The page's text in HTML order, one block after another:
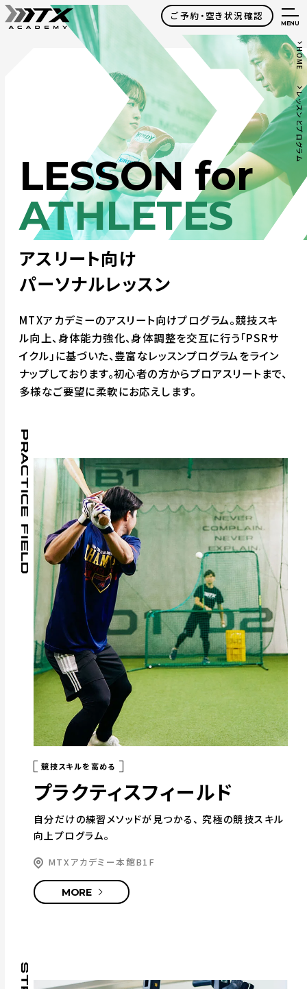
ご予約・空き状況確認
MENU
HOME
レッスンとプログラム
アスリート向け
パーソナルレッスン
LESSON for
ATHLETES
MTXアカデミーのアスリート向けプログラム。競技スキ
ル向上、身体能力強化、身体調整を交互に行う「PSRサ
イクル」に基づいた、豊富なレッスンプログラムをライン
ナップしております。初心者の方からプロアスリートまで、
多様なご要望に柔軟にお応えします。
PRACTICE FIELD
競技スキルを高める
プラクティスフィールド
自分だけの練習メソッドが見つかる、 究極の競技スキル
向上プログラム。
MTXアカデミー本館B1F
MORE